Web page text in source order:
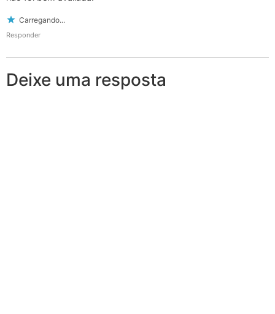
Carregando...
Responder
Deixe uma resposta